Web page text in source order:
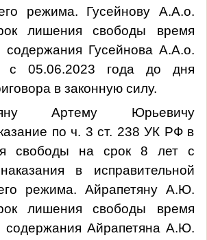
режима. Гусейнову А.А.о.
лишения свободы время
содержания Гусейнова А.А.о.
с 05.06.2023 года до дня
в законную силу.
Артему Юрьевичу
по ч. 3 ст. 238 УК РФ в
свободы на срок 8 лет с
в исправительной
режима. Айрапетяну А.Ю.
лишения свободы время
содержания Айрапетяна А.Ю.